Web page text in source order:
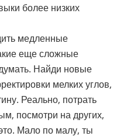
более низких
медленные
еще сложные
Найди новые
мелких углов,
Реально, потрать
посмотри на других,
Мало по малу, ты